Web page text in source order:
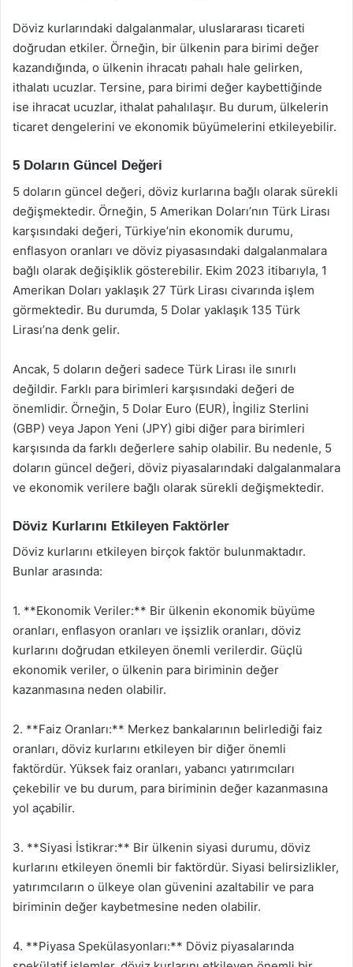
Döviz kurlarındaki dalgalanmalar, uluslararası ticareti
doğrudan etkiler. Örneğin, bir ülkenin para birimi değer
kazandığında, o ülkenin ihracatı pahalı hale gelirken,
ithalatı ucuzlar. Tersine, para birimi değer kaybettiğinde
ise ihracat ucuzlar, ithalat pahalılaşır. Bu durum, ülkelerin
ticaret dengelerini ve ekonomik büyümelerini etkileyebilir.
5 Doların Güncel Değeri
5 doların güncel değeri, döviz kurlarına bağlı olarak sürekli
değişmektedir. Örneğin, 5 Amerikan Doları’nın Türk Lirası
karşısındaki değeri, Türkiye’nin ekonomik durumu,
enflasyon oranları ve döviz piyasasındaki dalgalanmalara
bağlı olarak değişiklik gösterebilir. Ekim 2023 itibarıyla, 1
Amerikan Doları yaklaşık 27 Türk Lirası civarında işlem
görmektedir. Bu durumda, 5 Dolar yaklaşık 135 Türk
Lirası’na denk gelir.
Ancak, 5 doların değeri sadece Türk Lirası ile sınırlı
değildir. Farklı para birimleri karşısındaki değeri de
önemlidir. Örneğin, 5 Dolar Euro (EUR), İngiliz Sterlini
(GBP) veya Japon Yeni (JPY) gibi diğer para birimleri
karşısında da farklı değerlere sahip olabilir. Bu nedenle, 5
doların güncel değeri, döviz piyasalarındaki dalgalanmalara
ve ekonomik verilere bağlı olarak sürekli değişmektedir.
Döviz Kurlarını Etkileyen Faktörler
Döviz kurlarını etkileyen birçok faktör bulunmaktadır.
Bunlar arasında:
1. **Ekonomik Veriler:** Bir ülkenin ekonomik büyüme
oranları, enflasyon oranları ve işsizlik oranları, döviz
kurlarını doğrudan etkileyen önemli verilerdir. Güçlü
ekonomik veriler, o ülkenin para biriminin değer
kazanmasına neden olabilir.
2. **Faiz Oranları:** Merkez bankalarının belirlediği faiz
oranları, döviz kurlarını etkileyen bir diğer önemli
faktördür. Yüksek faiz oranları, yabancı yatırımcıları
çekebilir ve bu durum, para biriminin değer kazanmasına
yol açabilir.
3. **Siyasi İstikrar:** Bir ülkenin siyasi durumu, döviz
kurlarını etkileyen önemli bir faktördür. Siyasi belirsizlikler,
yatırımcıların o ülkeye olan güvenini azaltabilir ve para
biriminin değer kaybetmesine neden olabilir.
4. **Piyasa Spekülasyonları:** Döviz piyasalarında